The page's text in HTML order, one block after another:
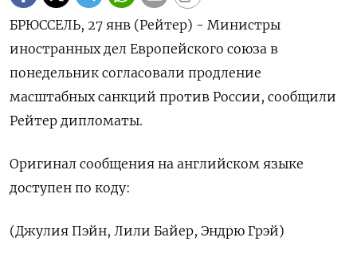
БРЮССЕЛЬ, 27 янв (Рейтер) - Министры
иностранных дел Европейского союза в
понедельник согласовали продление
масштабных санкций против России, сообщили
Рейтер дипломаты.
Оригинал сообщения на английском языке
доступен по коду:
(Джулия Пэйн, Лили Байер, Эндрю Грэй)